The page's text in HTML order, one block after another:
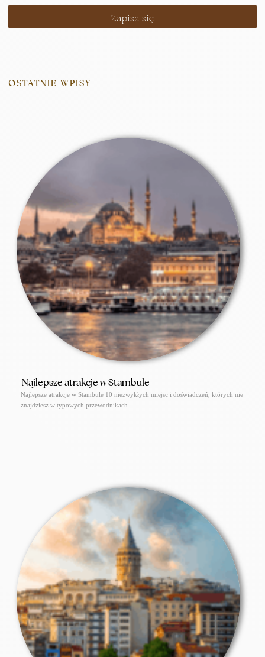
Zapisz się
OSTATNIE WPISY
Najlepsze atrakcje w Stambule
Najlepsze atrakcje w Stambule 10 niezwykłych miejsc i doświadczeń, których nie
znajdziesz w typowych przewodnikach…